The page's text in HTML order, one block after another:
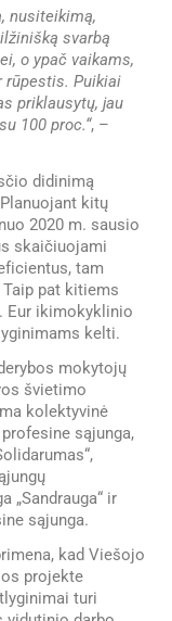
nusiteikimą,
svarbą
o ypač vaikams,
rūpestis. Puikiai
priklausytų, jau
100 proc.“, –
didinimą
kitų
2020 m. sausio
skaičiuojami
tam
pat kitiems
Eur ikimokyklinio
kelti.
mokytojų
švietimo
kolektyvinė
sąjunga,
„Sandrauga“ ir
sąjunga.
kad Viešojo
projekte
turi